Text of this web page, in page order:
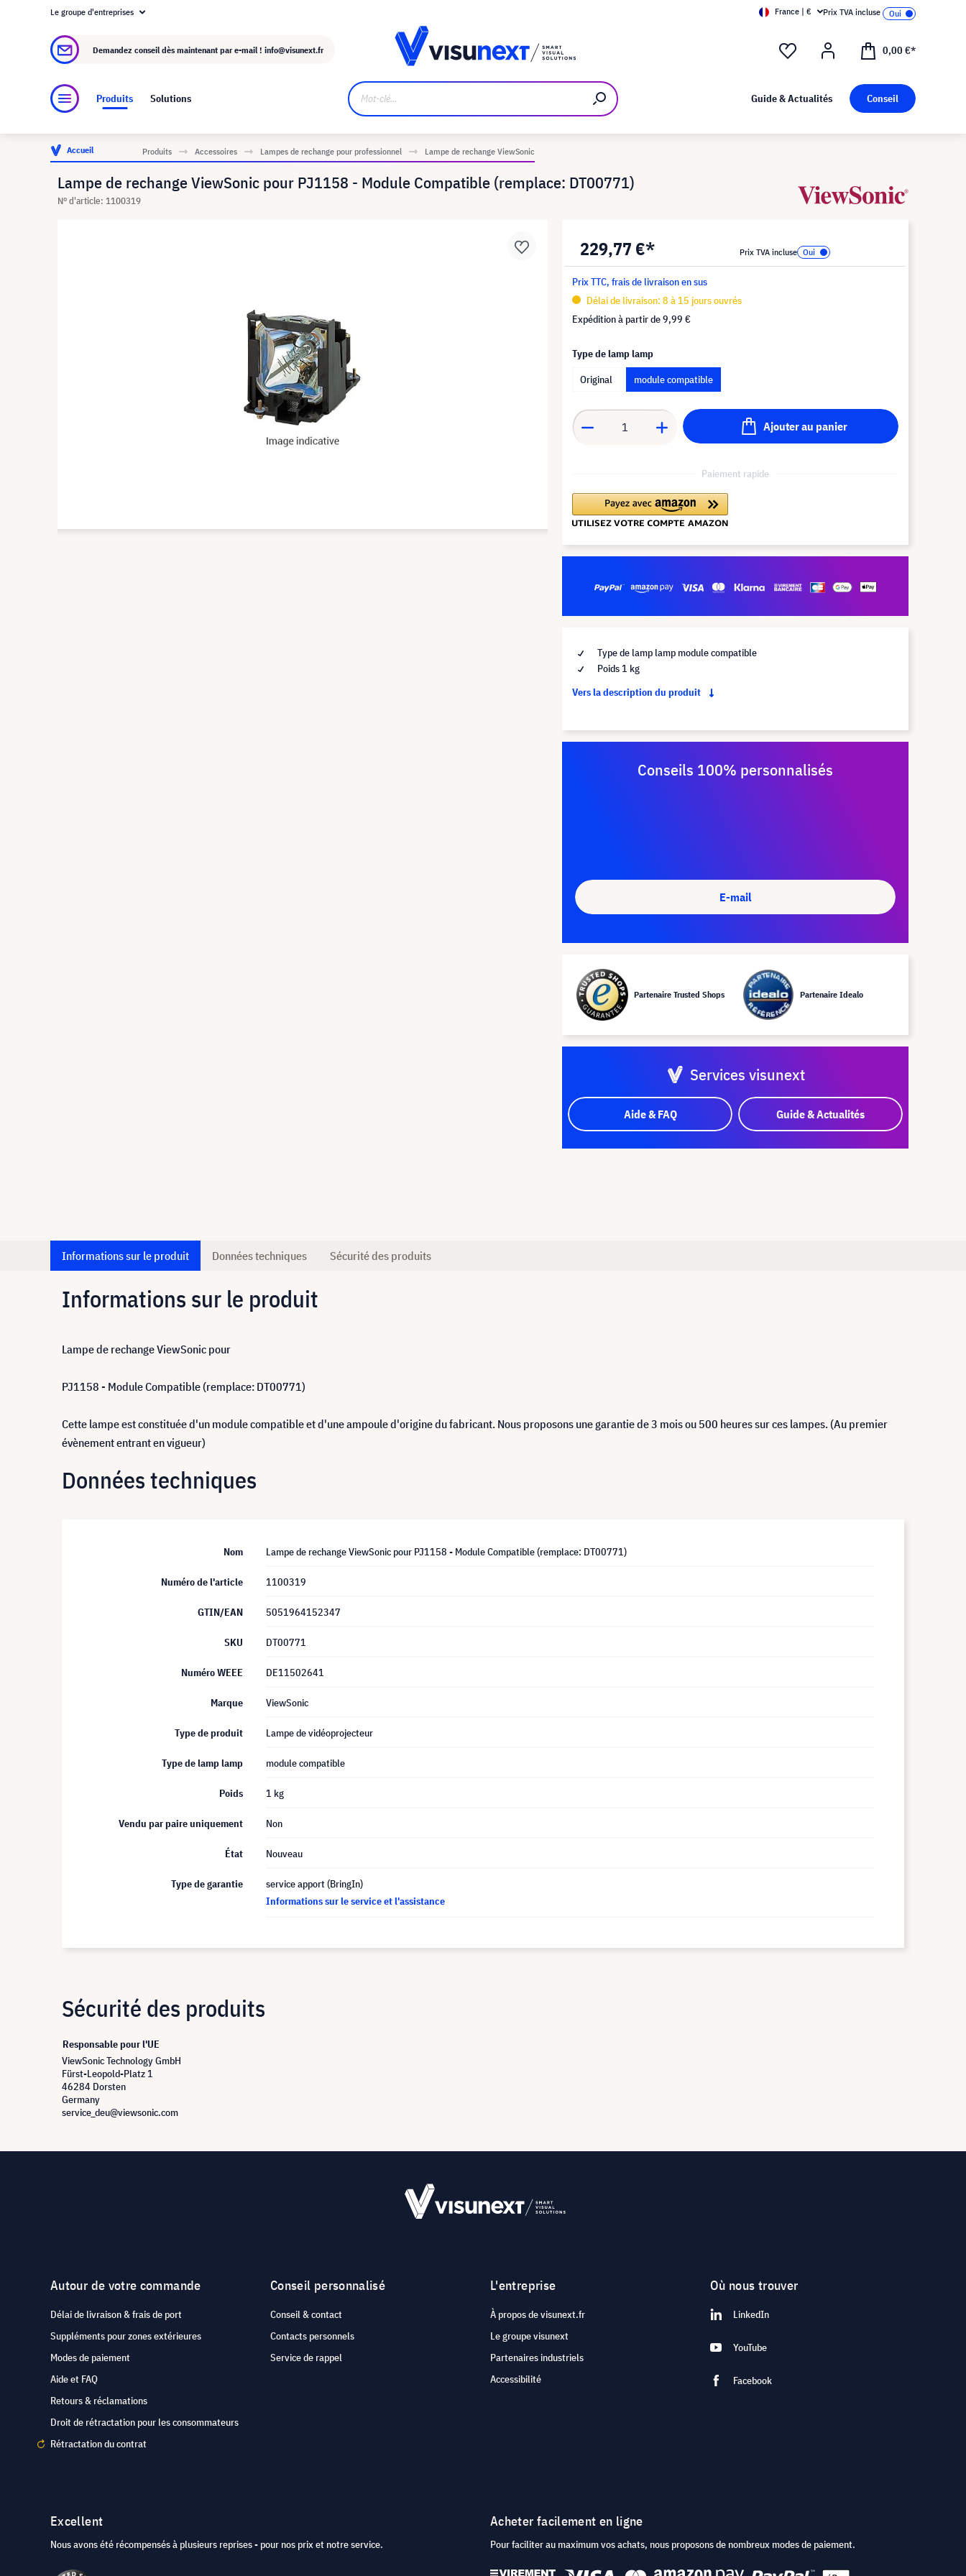
À propos de visunext.fr
Le groupe d'entreprises France | € Prix TVA incluse
Demandez conseil dès maintenant par e-mail ! info@visunext.fr 0,00 €*
Produits Solutions Guide & Actualités Conseil
Accueil Produits Accessoires Lampes de rechange pour professionnel Lampe de rechange ViewSonic
Lampe de rechange ViewSonic pour PJ1158 - Module Compatible (remplace: DT00771)
N° d'article: 1100319
229,77 €* Prix TVA incluse
Prix TTC, frais de livraison en sus
Délai de livraison: 8 à 15 jours ouvrés
Expédition à partir de9,99 €
Type de lamp lamp
Original
module compatible
Ajouter au panier
Paiement rapide
Type de lamp lamp module compatible
Poids 1 kg
Vers la description du produit
Conseils 100% personnalisés
E-mail
Partenaire Trusted Shops Partenaire Idealo
Services visunext
Aide & FAQ Guide & Actualités
Informations sur le produit Données techniques Sécurité des produits
Informations sur le produit
Lampe de rechange ViewSonic pour
PJ1158 - Module Compatible (remplace: DT00771)
Cette lampe est constituée d'un module compatible et d'une ampoule d'origine du fabricant. Nous proposons une garantie de 3 mois ou 500 heures sur ces lampes. (Au premier
évènement entrant en vigueur)
Données techniques
Nom Lampe de rechange ViewSonic pour PJ1158 - Module Compatible (remplace: DT00771)
Numéro de l'article 1100319
GTIN/EAN 5051964152347
SKU DT00771
Numéro WEEE DE11502641
Marque ViewSonic
Type de produit Lampe de vidéoprojecteur
Type de lamp lamp module compatible
Poids 1 kg
Vendu par paire uniquement Non
État Nouveau
Type de garantie
service apport (BringIn)
Informations sur le service et l'assistance
Sécurité des produits
Responsable pour l'UE
ViewSonic Technology GmbH
Fürst-Leopold-Platz 1
46284 Dorsten
Germany
service_deu@viewsonic.com
Autour de votre commande
Délai de livraison & frais de port
Suppléments pour zones extérieures
Modes de paiement
Aide et FAQ
Retours & réclamations
Droit de rétractation pour les consommateurs
Rétractation du contrat
Conseil personnalisé
Conseil & contact
Contacts personnels
Service de rappel
L'entreprise
À propos de visunext.fr
Le groupe visunext
Partenaires industriels
Accessibilité
Où nous trouver
LinkedIn
YouTube
Facebook
Excellent
Nous avons été récompensés à plusieurs reprises - pour nos prix et notre service.
Acheter facilement en ligne
Pour faciliter au maximum vos achats, nous proposons de nombreux modes de paiement.